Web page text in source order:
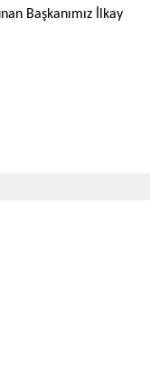
Başkanımız İlkay